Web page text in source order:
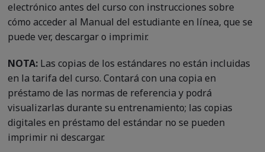
electrónico antes del curso con instrucciones sobre
cómo acceder al Manual del estudiante en línea, que se
puede ver, descargar o imprimir.
NOTA:Las copias de los estándares no están incluidas
en la tarifa del curso. Contará con una copia en
préstamo de las normas de referencia y podrá
visualizarlas durante su entrenamiento; las copias
digitales en préstamo del estándar no se pueden
imprimir ni descargar.